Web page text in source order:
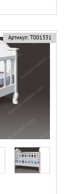
Артикул: Т001331